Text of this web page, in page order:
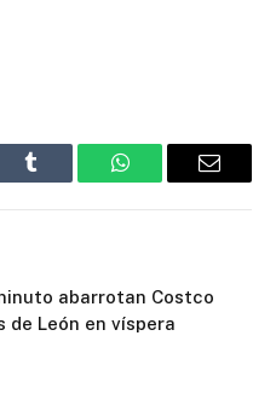
Tumblr WhatsAppEmail
abarrotan Costco
León en víspera